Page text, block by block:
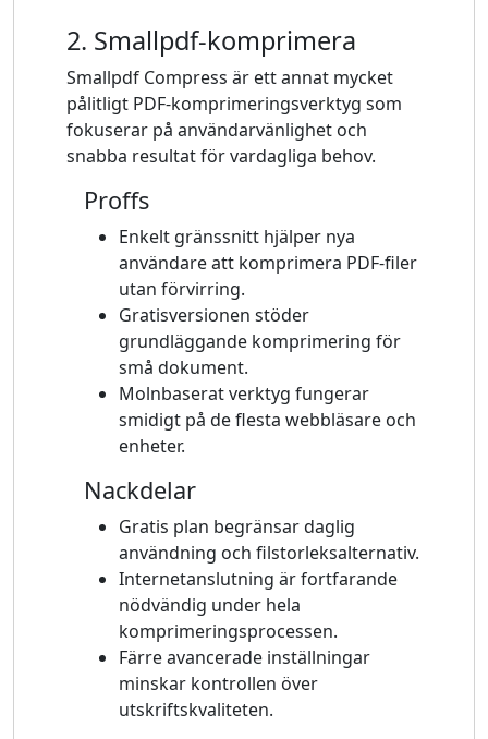
2. Smallpdf-komprimera
Smallpdf Compress är ett annat mycket
pålitligt PDF-komprimeringsverktyg som
fokuserar på användarvänlighet och
snabba resultat för vardagliga behov.
Proffs
Enkelt gränssnitt hjälper nya
användare att komprimera PDF-filer
utan förvirring.
Gratisversionen stöder
grundläggande komprimering för
små dokument.
Molnbaserat verktyg fungerar
smidigt på de flesta webbläsare och
enheter.
Nackdelar
Gratis plan begränsar daglig
användning och filstorleksalternativ.
Internetanslutning är fortfarande
nödvändig under hela
komprimeringsprocessen.
Färre avancerade inställningar
minskar kontrollen över
utskriftskvaliteten.